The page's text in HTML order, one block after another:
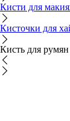
Кисти для
Кисточки для
Кисть для